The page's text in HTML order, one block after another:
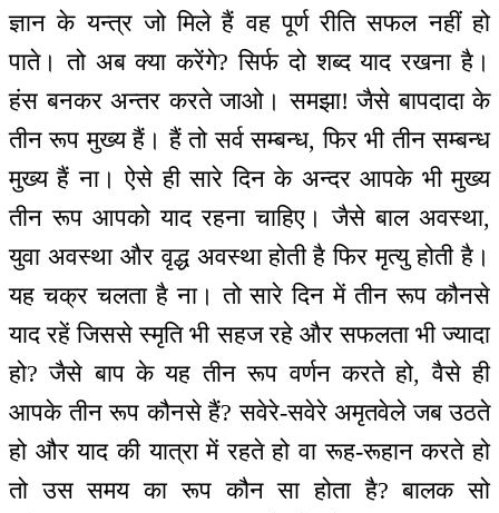
ज्ञान के यन्त्र जो मिले हैं वह पूर्ण रीति सफल नहीं हो
पाते। तो अब क्या करेंगे? सिर्फ दो शब्द याद रखना है।
हंस बनकर अन्तर करते जाओ। समझा! जैसे बापदादा के
तीन रूप मुख्य हैं। हैं तो सर्व सम्बन्ध, फिर भी तीन सम्बन्ध
मुख्य हैं ना। ऐसे ही सारे दिन के अन्दर आपके भी मुख्य
तीन रूप आपको याद रहना चाहिए। जैसे बाल अवस्था,
युवा अवस्था और वृद्ध अवस्था होती है फिर मृत्यु होती है।
यह चक्र चलता है ना। तो सारे दिन में तीन रूप कौनसे
याद रहें जिससे स्मृति भी सहज रहे और सफलता भी ज्यादा
हो? जैसे बाप के यह तीन रूप वर्णन करते हो, वैसे ही
आपके तीन रूप कौनसे हैं? सवेरे-सवेरे अमृतवेले जब उठते
हो और याद की यात्रा में रहते हो वा रूह-रूहान करते हो
तो उस समय का रूप कौन सा होता है? बालक सो